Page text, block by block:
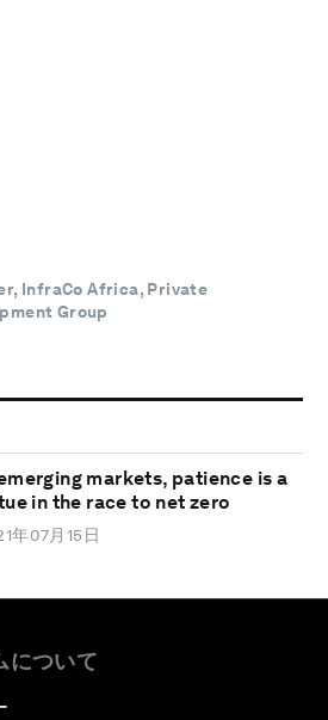
InfraCo Africa, Private
Group
emerging markets, patience is a
in the race to net zero
年07月15日
について